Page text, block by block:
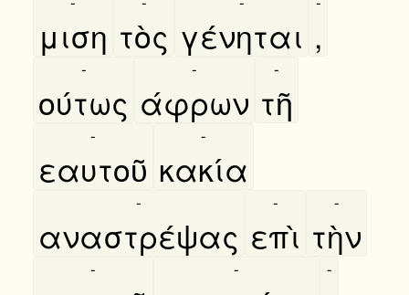
μιση τὸς γένηται ,
ούτως
-
άφρων
-
τῆ
-
εαυτοῦ
-
κακία
-
αναστρέψας
-
επὶ
-
τὴν
-
- - -